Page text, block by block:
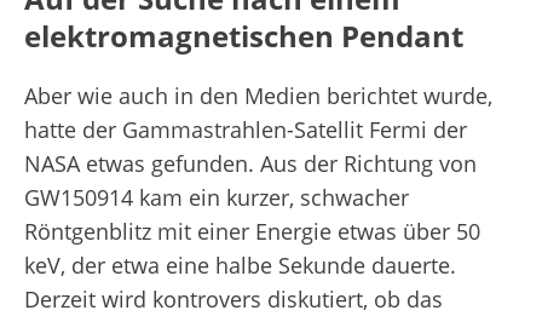
elektromagnetischen Pendant
Aber wie auch in den Medien berichtet wurde,
hatte der Gammastrahlen-Satellit Fermi der
NASA etwas gefunden. Aus der Richtung von
GW150914 kam ein kurzer, schwacher
Röntgenblitz mit einer Energie etwas über 50
keV, der etwa eine halbe Sekunde dauerte.
Derzeit wird kontrovers diskutiert, ob das